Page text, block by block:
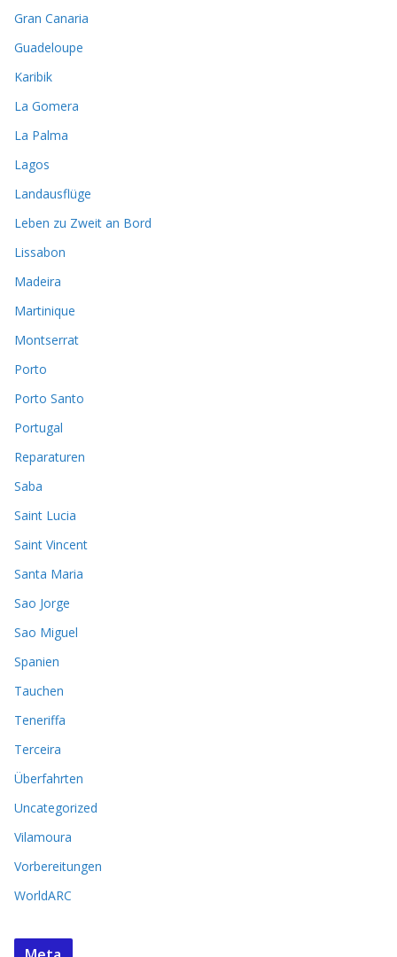
Gran Canaria
Guadeloupe
Karibik
La Gomera
La Palma
Lagos
Landausflüge
Leben zu Zweit an Bord
Lissabon
Madeira
Martinique
Montserrat
Porto
Porto Santo
Portugal
Reparaturen
Saba
Saint Lucia
Saint Vincent
Santa Maria
Sao Jorge
Sao Miguel
Spanien
Tauchen
Teneriffa
Terceira
Überfahrten
Uncategorized
Vilamoura
Vorbereitungen
WorldARC